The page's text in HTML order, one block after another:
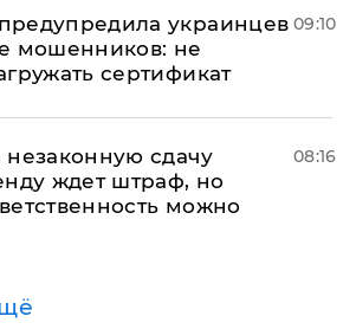
украинцев
мошенников: не
сертификат
09:10
незаконную сдачу
ждет штраф, но
можно
08:16